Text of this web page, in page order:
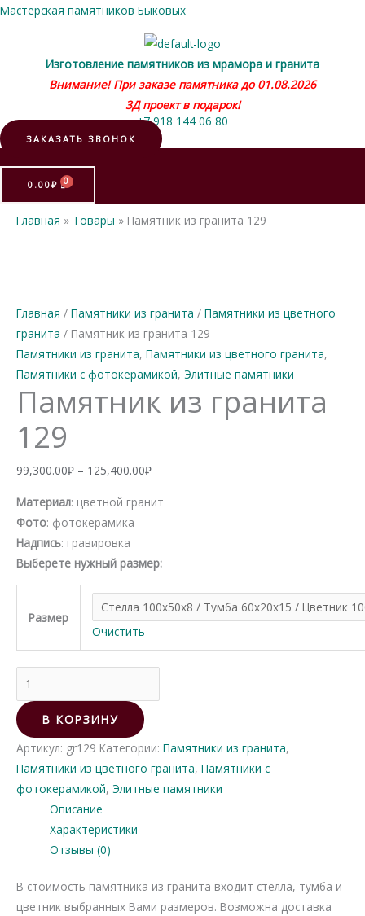
Мастерская памятников Быковых
Изготовление памятников из мрамора и гранита
Внимание! При заказе памятника до 01.08.2026
3Д проект в подарок!
+7 918 144 06 80
ЗАКАЗАТЬ ЗВОНОК
Меню
0.00₽
Главная Товары Памятник из гранита 129
Главная / Памятники из гранита / Памятники из цветного
гранита / Памятник из гранита 129
Памятники из гранита, Памятники из цветного гранита,
Памятники с фотокерамикой, Элитные памятники
Памятник из гранита
129
99,300.00₽ – 125,400.00₽Диапазон
99,300.00₽
Материал: цветной гранит
Фото: фотокерамика
Надпись: гравировка
Выберете нужный размер:
Размер
Очистить
Количество
товара
Памятник
из
гранита
В КОРЗИНУ
Артикул: gr129 Категории: Памятники из гранита,
Памятники из цветного гранита, Памятники с
фотокерамикой, Элитные памятники
Описание
Характеристики
Отзывы (0)
В стоимость памятника из гранита входит стелла, тумба и
цветник выбранных Вами размеров. Возможна доставка